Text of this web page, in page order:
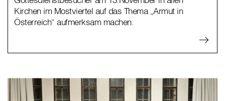
Kirchen im Mostviertel auf das Thema „Armut in
Österreich“ aufmerksam machen.